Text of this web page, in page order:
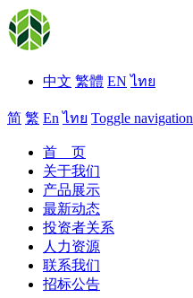
中文 繁體 EN ไทย
简 繁 En ไทย Toggle navigation
首 页
关于我们
产品展示
最新动态
投资者关系
人力资源
联系我们
招标公告